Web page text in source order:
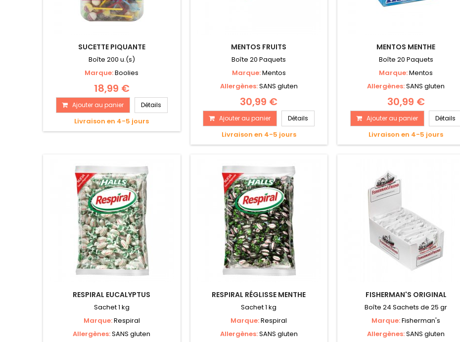
SUCETTE PIQUANTE
Boîte 200 u.(s)
Marque:Boolies
18,99 €
Ajouter au panier Détails
Livraison en 4-5 jours
MENTOS FRUITS
Boîte 20 Paquets
Marque:Mentos
Allergènes:SANS gluten
30,99 €
Ajouter au panier Détails
Livraison en 4-5 jours
MENTOS MENTHE
Boîte 20 Paquets
Marque:Mentos
Allergènes:SANS gluten
30,99 €
Ajouter au panier Détails
Livraison en 4-5 jours
RESPIRAL EUCALYPTUS
Sachet 1 kg
Marque:Respiral
Allergènes:SANS gluten
RESPIRAL RÉGLISSE MENTHE
Sachet 1 kg
Marque:Respiral
Allergènes:SANS gluten
FISHERMAN'S ORIGINAL
Boîte 24 Sachets de 25 gr
Marque:Fisherman's
Allergènes:SANS gluten